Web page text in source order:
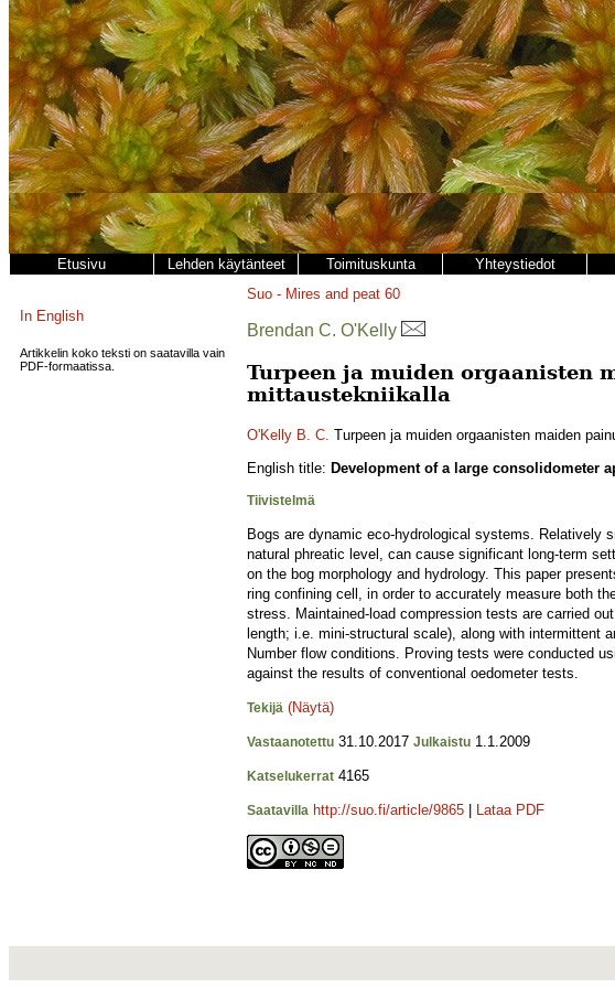
Etusivu Lehden käytänteet Toimituskunta Yhteystiedot
In English
Artikkelin koko teksti on saatavilla vain
PDF-formaatissa.
Suo - Mires and peat 60
Brendan C. O'Kelly
Turpeen ja muiden orgaanisten
mittaustekniikalla
O'Kelly B. C. Turpeen ja muiden orgaanisten maiden
English title: Development of a large consolidometer
Tiivistelmä
Bogs are dynamic eco-hydrological systems. Relatively
natural phreatic level, can cause significant long-term
on the bog morphology and hydrology. This paper
ring confining cell, in order to accurately measure both
stress. Maintained-load compression tests are carried
length; i.e. mini-structural scale), along with intermittent
Number flow conditions. Proving tests were conducted
against the results of conventional oedometer tests.
Tekijä (Näytä)
Vastaanotettu 31.10.2017 Julkaistu 1.1.2009
Katselukerrat 4165
Saatavilla http://suo.fi/article/9865 Lataa PDF